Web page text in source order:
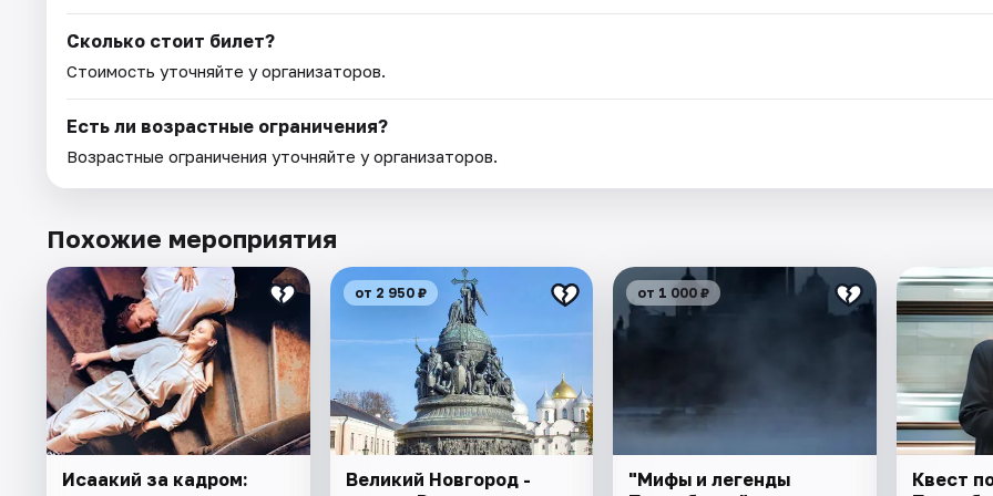
Сколько стоит билет?
Стоимость уточняйте у организаторов.
Есть ли возрастные ограничения?
Возрастные ограничения уточняйте у организаторов.
Похожие мероприятия
Исаакий за кадром:
от 2 950 ₽
Великий Новгород -
от 1 000 ₽
"Мифы и легенды
Квест